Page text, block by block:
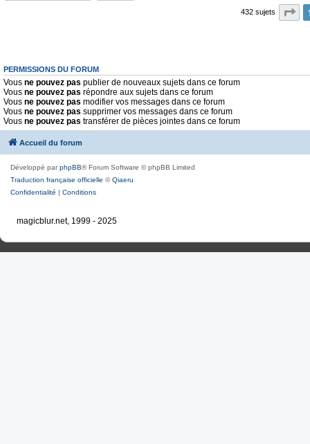
432 sujets
PERMISSIONS DU FORUM
Vous ne pouvez pas publier de nouveaux sujets dans ce forum
Vous ne pouvez pas répondre aux sujets dans ce forum
Vous ne pouvez pas modifier vos messages dans ce forum
Vous ne pouvez pas supprimer vos messages dans ce forum
Vous ne pouvez pas transférer de pièces jointes dans ce forum
Accueil du forum
Développé parphpBB® Forum Software © phpBB Limited
Traduction française officielle ©Qiaeru
Confidentialité | Conditions
magicblur.net, 1999 - 2025